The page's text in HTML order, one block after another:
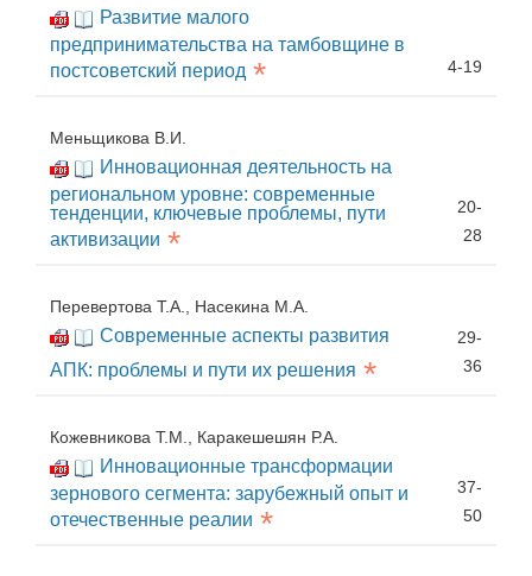
Развитие малого
предпринимательства на тамбовщине в
постсоветский период * 4-19
Меньщикова В.И.
Инновационная деятельность на
региональном уровне: современные
тенденции, ключевые проблемы, пути
активизации *
20-
28
Перевертова Т.А., Насекина М.А.
Современные аспекты развития
АПК: проблемы и пути их решения *
29-
36
Кожевникова Т.М., Каракешешян Р.А.
Инновационные трансформации
зернового сегмента: зарубежный опыт и
отечественные реалии *
37-
50